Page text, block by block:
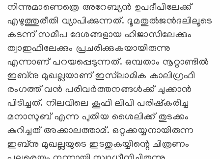
നിന്നുമാണെത്രെ അറേബ്യൻ ഉപദീപിലേക്ക്
എഴുത്തുരീതി വ്യാപിക്കുന്നത്. ദൂമതുൽജൻദലിലൂടെ
കടന്ന് സമീപ ദേശങ്ങളായ ഹിജാസിലേക്കും
ത്വാഇഫിലേക്കും പ്രചരിക്കുകയായിരുന്നു
എന്നാണ് പറയപ്പെടുന്നത്. ഒമ്പതാം നൂറ്റാണ്ടിൽ
ഇബ്നു മുഖല്ലയാണ് ഇസ്‍ലാമിക കാലിഗ്രഫി
രംഗത്ത് വൻ പരിവർത്തനങ്ങൾക്ക് ചുക്കാൻ
പിടിച്ചത്. നിലവിലെ കൂഫി ലിപി പരിഷ്കരിച്ച
മനാസുബ് എന്ന പുതിയ ശൈലിക്ക് തുടക്കം
കുറിച്ചത് അക്കാലത്താമ്. ഒറ്റക്കയ്യനായിരുന്ന
ഇബ്നു മുഖല്ലയുടെ ഇടതുകയ്യിന്റെ ചിത്രണം